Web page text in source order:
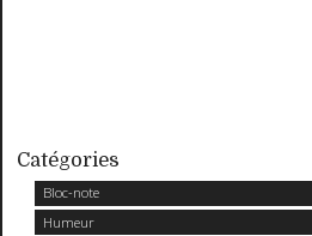
Catégories
Bloc-note
Humeur